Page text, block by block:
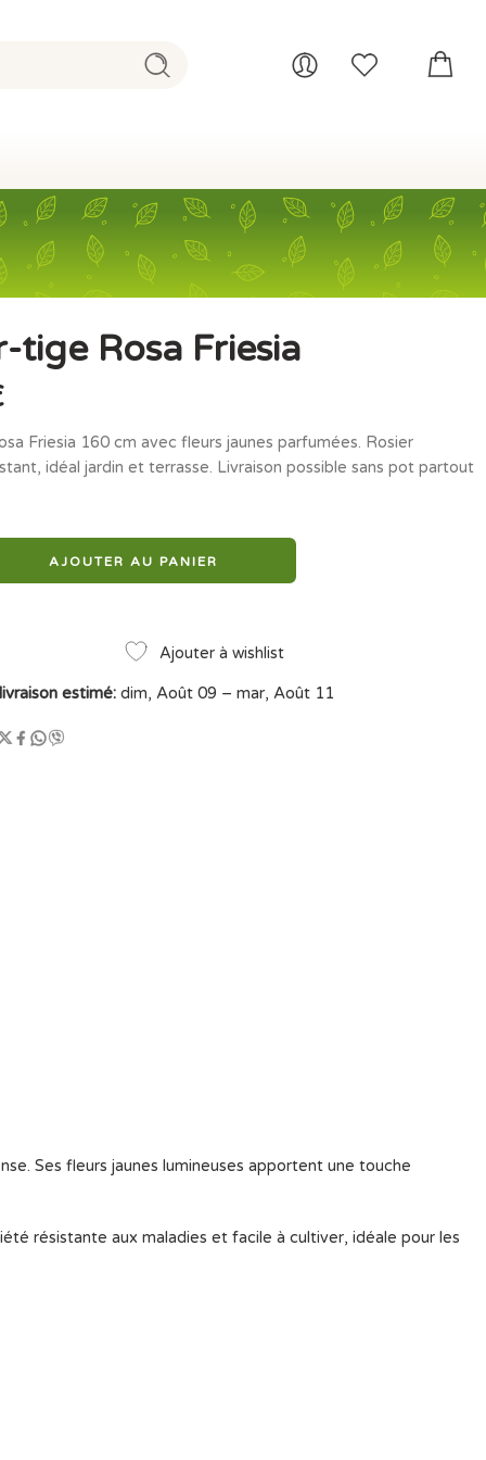
tige Rosa Friesia
Friesia 160 cm avec fleurs jaunes parfumées. Rosier
idéal jardin et terrasse. Livraison possible sans pot partout
AJOUTER AU PANIER
Ajouter à wishlist
estimé: dim, Août 09 – mar, Août 11
Ses fleurs jaunes lumineuses apportent une touche
résistante aux maladies et facile à cultiver, idéale pour les